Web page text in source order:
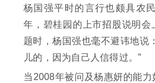
杨国强平时的言行也颇具农
年，碧桂园的上市招股说明会
题时，杨国强也毫不避讳地说
儿的，因为自己人信得过。”
当2008年被问及杨惠妍的能